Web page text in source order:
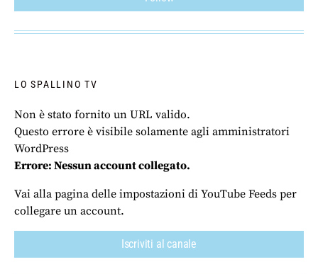
LO SPALLINO TV
Non è stato fornito un URL valido.
Questo errore è visibile solamente agli amministratori
WordPress
Errore: Nessun account collegato.
Vai alla pagina delle impostazioni di YouTube Feeds per
collegare un account.
Iscriviti al canale